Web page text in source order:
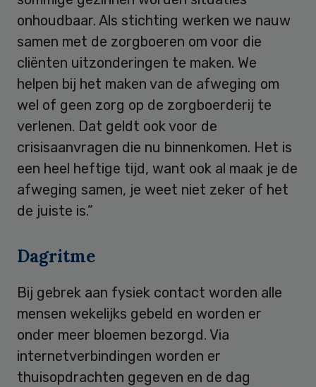
onhoudbaar. Als stichting werken we nauw
samen met de zorgboeren om voor die
cliënten uitzonderingen te maken. We
helpen bij het maken van de afweging om
wel of geen zorg op de zorgboerderij te
verlenen. Dat geldt ook voor de
crisisaanvragen die nu binnenkomen. Het is
een heel heftige tijd, want ook al maak je de
afweging samen, je weet niet zeker of het
de juiste is.”
Dagritme
Bij gebrek aan fysiek contact worden alle
mensen wekelijks gebeld en worden er
onder meer bloemen bezorgd. Via
internetverbindingen worden er
thuisopdrachten gegeven en de dag